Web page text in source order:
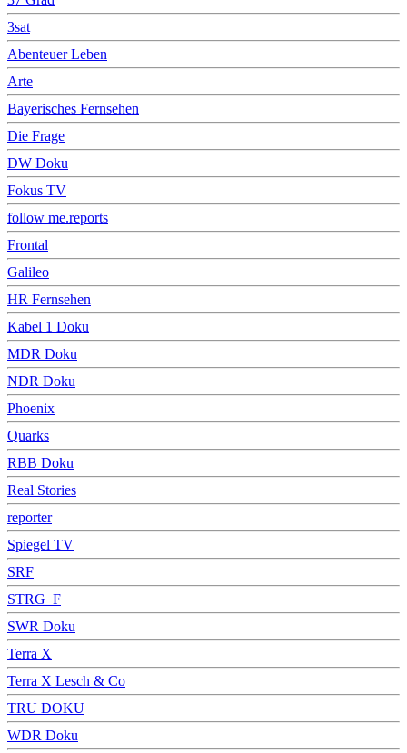
3sat
Abenteuer Leben
Arte
Bayerisches Fernsehen
Die Frage
DW Doku
Fokus TV
follow me.reports
Frontal
Galileo
HR Fernsehen
Kabel 1 Doku
MDR Doku
NDR Doku
Phoenix
Quarks
RBB Doku
Real Stories
reporter
Spiegel TV
SRF
STRG_F
SWR Doku
Terra X
Terra X Lesch & Co
TRU DOKU
WDR Doku